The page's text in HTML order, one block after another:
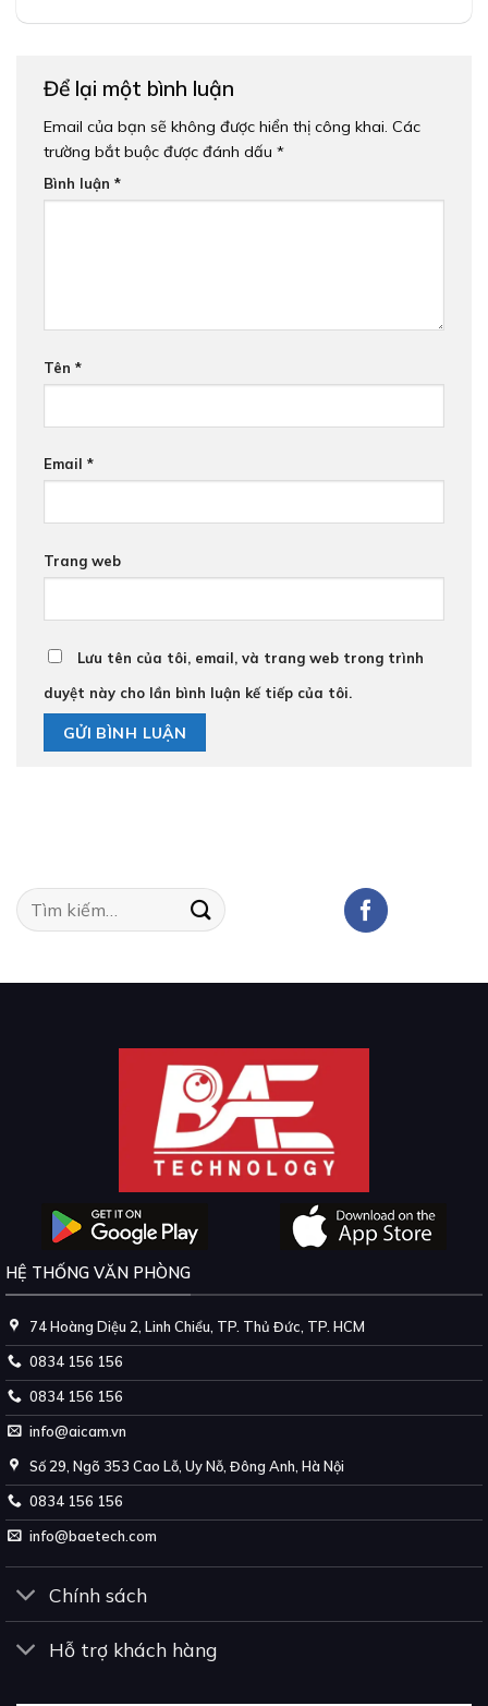
Để lại một bình luận
Email của bạn sẽ không được hiển thị công khai. Các
trường bắt buộc được đánh dấu *
Bình luận *
Tên *
Email *
Trang web
Lưu tên của tôi, email, và trang web trong trình
duyệt này cho lần bình luận kế tiếp của tôi.
Tìm
kiếm:
HỆ THỐNG VĂN PHÒNG
74 Hoàng Diệu 2, Linh Chiểu, TP. Thủ Đức, TP. HCM
0834 156 156
0834 156 156
info@aicam.vn
Số 29, Ngõ 353 Cao Lỗ, Uy Nỗ, Đông Anh, Hà Nội
0834 156 156
info@baetech.com
Chính sách
Hỗ trợ khách hàng